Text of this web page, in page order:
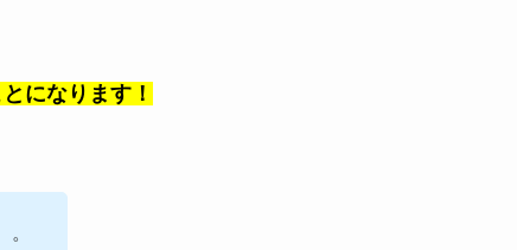
になります！